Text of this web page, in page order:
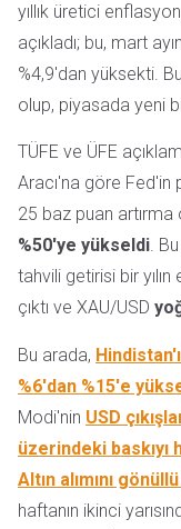
yıllık üretici
açıkladı; bu, mart
%4,9'dan yüksekti.
olup, piyasada yeni
TÜFE ve ÜFE
Aracı'na göre
25 baz puan artırma
%50'ye yükseldi.
tahvili getirisi bir
çıktı ve XAU/USD
Bu arada,
%6'dan %15'e
Modi'nin USD
üzerindeki
Altın alımını
haftanın ikinci